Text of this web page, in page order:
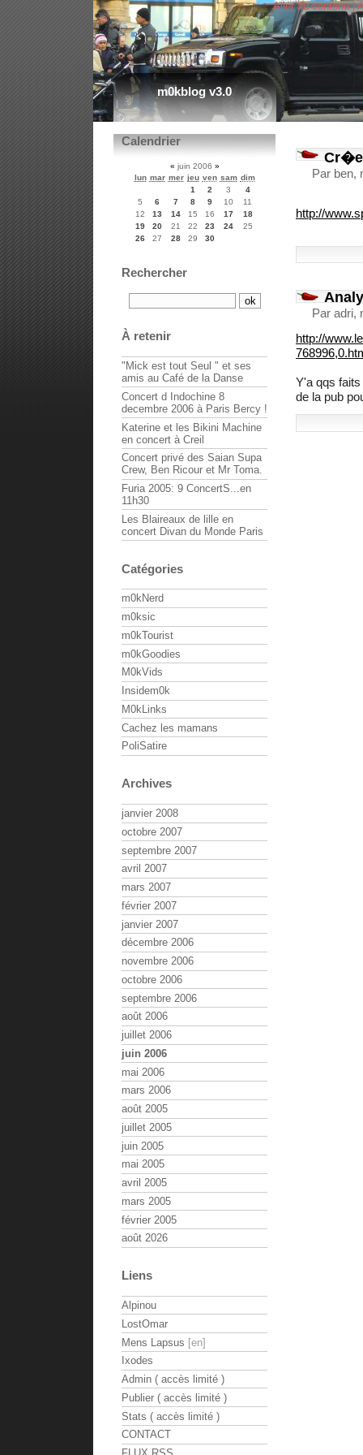
m0kblog v3.0
Aller au contenu|
Par ben,
http://
Par adri,
http://
Y'a qqs
de la pub
Calendrier
« juin 2006 »
lun mar mer jeu ven sam dim
1
2 3
4
5
6 7 8 9 10
11
12
13 14 15 16 17
18
19
20 21 22 23 24
25
26
27 28 29 30
Rechercher
À retenir
"Mick est tout Seul " et ses
amis au Café de la Danse
Concert d Indochine 8
decembre 2006 à Paris Bercy !
Katerine et les Bikini Machine
en concert à Creil
Concert privé des Saian Supa
Crew, Ben Ricour et Mr Toma.
Furia 2005: 9 ConcertS...en
11h30
Les Blaireaux de lille en
concert Divan du Monde Paris
Catégories
m0kNerd
m0ksic
m0kTourist
m0kGoodies
M0kVids
Insidem0k
M0kLinks
Cachez les mamans
PoliSatire
Archives
janvier 2008
octobre 2007
septembre 2007
avril 2007
mars 2007
février 2007
janvier 2007
décembre 2006
novembre 2006
octobre 2006
septembre 2006
août 2006
juillet 2006
juin 2006
mai 2006
mars 2006
août 2005
juillet 2005
juin 2005
mai 2005
avril 2005
mars 2005
février 2005
août 2026
Liens
Alpinou
LostOmar
Mens Lapsus
Ixodes
Admin ( accès limité )
Publier ( accès limité )
Stats ( accès limité )
CONTACT